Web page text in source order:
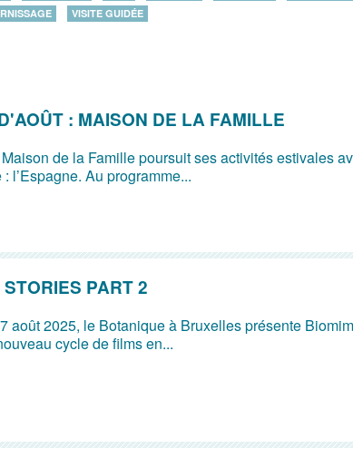
VISITE GUIDÉE
: MAISON DE LA FAMILLE
de la Famille poursuit ses activités estivales
l’Espagne. Au programme...
PART 2
août 2025, le Botanique à Bruxelles présente
cycle de films en...